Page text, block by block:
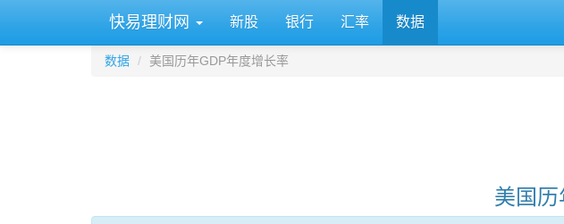
快易理财网 新股 银行 汇率 数据
数据 美国历年GDP年度增长率
美国